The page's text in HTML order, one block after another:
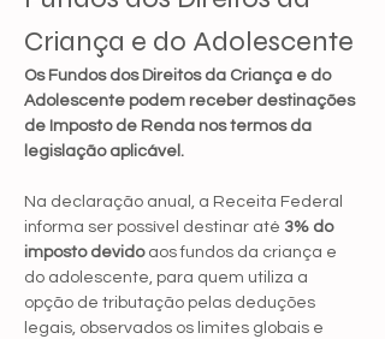
Criança e do Adolescente
Os Fundos dos Direitos da Criança e do
Adolescente podem receber destinações
de Imposto de Renda nos termos da
legislação aplicável.
Na declaração anual, a Receita Federal
informa ser possível destinar até 3% do
imposto devido aos fundos da criança e
do adolescente, para quem utiliza a
opção de tributação pelas deduções
legais, observados os limites globais e